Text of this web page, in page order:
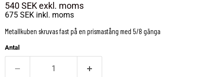
540 SEKexkl. moms
675 SEK inkl. moms
Metallkuben skruvas fast på en prismastång med 5/8 gänga
Antal